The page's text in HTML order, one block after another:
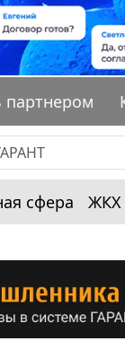
партнером
сфера ЖКХ